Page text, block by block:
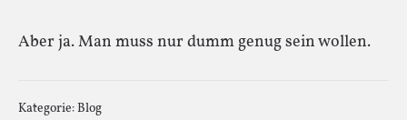
Aber ja. Man muss nur dumm genug sein wollen.
Kategorie:Blog